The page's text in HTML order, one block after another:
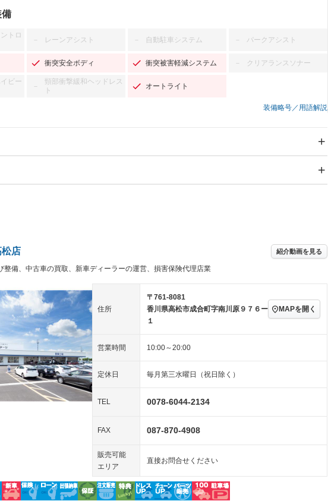
備
トロ
－ レーンアシスト － 自動駐車システム － パークアシスト
衝突安全ボディ 衝突被害軽減システム － クリアランスソナー
ビー
－
頸部衝撃緩和ヘッドレス
ト
オートライト
装備略号／用語解説
/助手席
コントロール
センターデフロック
装備略号／用語解説
たはCDチェンジャー／ミュージック
シャ
キーレス
－ HID(キセノンライト) － ポータブルナビ
－ エアロ スマートキー
－ パワーシート 3列シート ベンチシート
－ チップアップシート
－ ウォークスルー
－ シートエアコン 全周囲カメラ －
－ エアサスペンション
店 紹介動画を見る
整備、中古車の買取、新車ディーラーの運営、損害保険代理店業
住所
〒761-8081
香川県高松市成合町字南川原９７６ー
１
MAPを開く
営業時間 10:00～20:00
定休日 毎月第三水曜日（祝日除く）
TEL 0078-6044-2134
FAX 087-870-4908
販売可能
エリア
直接お問合せください